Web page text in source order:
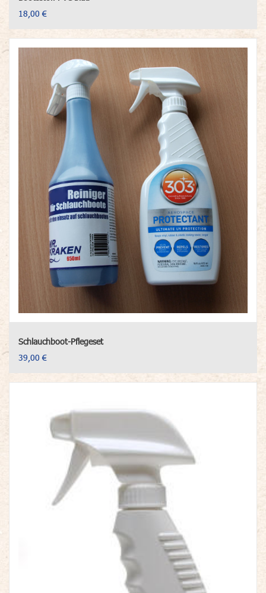
18,00 €
Schlauchboot-Pflegeset
39,00 €